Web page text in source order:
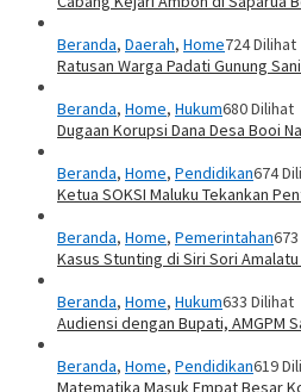
Beranda, Daerah, Home724 Dilihat
Ratusan Warga Padati Gunung
Beranda, Home, Hukum680 Dilihat
Dugaan Korupsi Dana Desa Booi
Beranda, Home, Pendidikan674
Ketua SOKSI Maluku Tekankan
Beranda, Home, Pemerintahan
Kasus Stunting di Siri Sori
Beranda, Home, Hukum633 Dilihat
Audiensi dengan Bupati, AMGPM
Beranda, Home, Pendidikan619
Matematika Masuk Empat Besar